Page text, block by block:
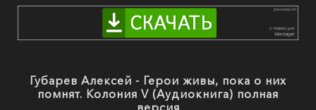
Губарев Алексей - Герои живы, пока о них
помнят. Колония V (Аудиокнига) полная